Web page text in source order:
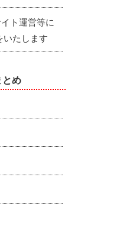
ト運営等に
いたします
とめ